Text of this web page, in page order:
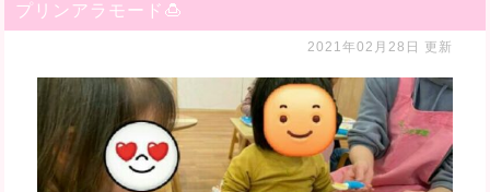
プリンアラモード🍮
2021年02月28日 更新